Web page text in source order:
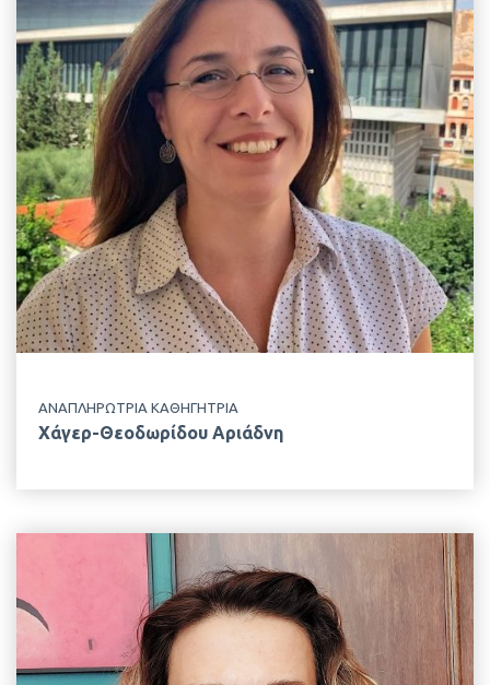
ΑΝΑΠΛΗΡΩΤΡΙΑ ΚΑΘΗΓΗΤΡΙΑ
Χάγερ-Θεοδωρίδου Αριάδνη
EMAIL
a.hager@aua.gr
ΤΗΛΕΦΩΝΟ
+30 210 529 4453
ΤΟΠΟΘΕΣΙΑ
Κτίριο Δημακόπουλου, 2ος Όροφος
ΕΡΓΑΣΤΗΡΙΟ
Γενικής & Ειδικής Ζωοτεχνίας
EMAIL